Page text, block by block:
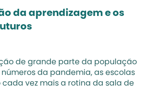
da aprendizagem e os
de grande parte da população
da pandemia, as escolas
vez mais a rotina da sala de